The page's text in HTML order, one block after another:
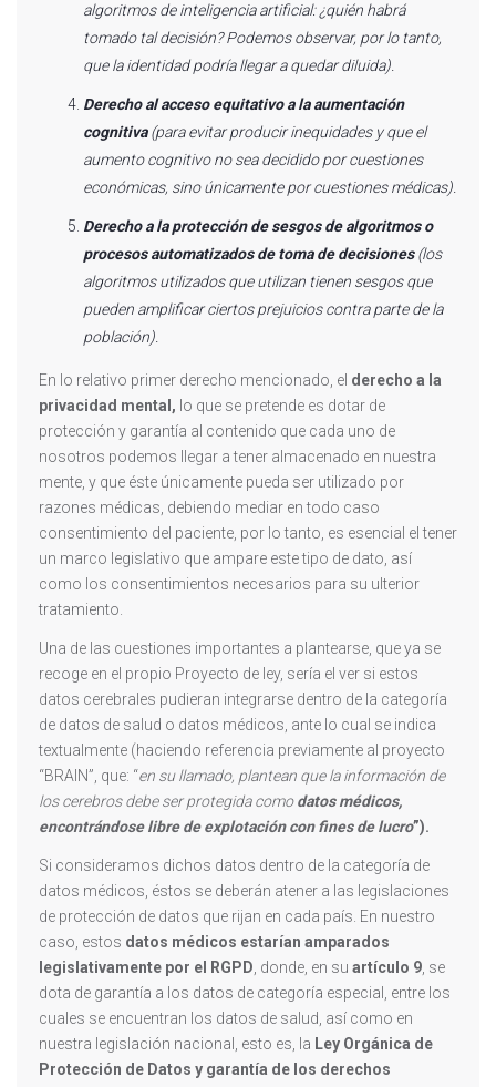
algoritmos de inteligencia artificial: ¿quién habrá
tomado tal decisión? Podemos observar, por lo tanto,
que la identidad podría llegar a quedar diluida).
Derecho al acceso equitativo a la aumentación
cognitiva(para evitar producir inequidades y que el
aumento cognitivo no sea decidido por cuestiones
económicas, sino únicamente por cuestiones médicas).
Derecho a la protección de sesgos de algoritmos o
procesos automatizados de toma de decisiones(los
algoritmos utilizados que utilizan tienen sesgos que
pueden amplificar ciertos prejuicios contra parte de la
población).
En lo relativo primer derecho mencionado, el derecho a la
privacidad mental, lo que se pretende es dotar de
protección y garantía al contenido que cada uno de
nosotros podemos llegar a tener almacenado en nuestra
mente, y que éste únicamente pueda ser utilizado por
razones médicas, debiendo mediar en todo caso
consentimiento del paciente, por lo tanto, es esencial el tener
un marco legislativo que ampare este tipo de dato, así
como los consentimientos necesarios para su ulterior
tratamiento.
Una de las cuestiones importantes a plantearse, que ya se
recoge en el propio Proyecto de ley, sería el ver si estos
datos cerebrales pudieran integrarse dentro de la categoría
de datos de salud o datos médicos, ante lo cual se indica
textualmente (haciendo referencia previamente al proyecto
“BRAIN”, que: “en su llamado, plantean que la información de
los cerebros debe ser protegida comodatos médicos,
encontrándose libre de explotación con fines de lucro”).
Si consideramos dichos datos dentro de la categoría de
datos médicos, éstos se deberán atener a las legislaciones
de protección de datos que rijan en cada país. En nuestro
caso, estos datos médicos estarían amparados
legislativamente por el RGPD, donde, en su artículo 9, se
dota de garantía a los datos de categoría especial, entre los
cuales se encuentran los datos de salud, así como en
nuestra legislación nacional, esto es, la Ley Orgánica de
Protección de Datos y garantía de los derechos